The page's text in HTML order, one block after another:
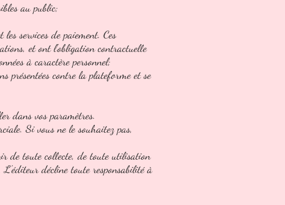
au public;
services de paiement. Ces
et ont l'obligation contractuelle
à caractère personnel;
présentées contre la plateforme et se
dans vos paramètres.
Si vous ne le souhaitez pas,
de toute collecte, de toute utilisation
décline toute responsabilité à